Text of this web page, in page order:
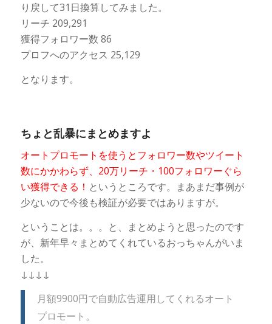
り戻して31日換算してみました。
リーチ 209,291
獲得フォロワー数 86
プロフへのアクセス 25,129
となります。
ちょと乱暴にまとめますよ
オートプロモートを使うとフォロワー数やツイート
数にかかわらず、20万リーチ・100フォロワーぐら
い獲得できる！ というところです。まあまだ事例が
少ないので今後も検証が必要ではありますが。
ということは。。。と、まとめようと思ったのです
が、新年早々まとめてくれているおっちゃんがいま
した。
↓↓↓↓
月額9900円で自動広告運用してくれるオート
プロモート。